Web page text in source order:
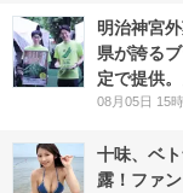
明治神宮
県が誇る
定で提供
08月05日 15
十味、ベ
露！ファ